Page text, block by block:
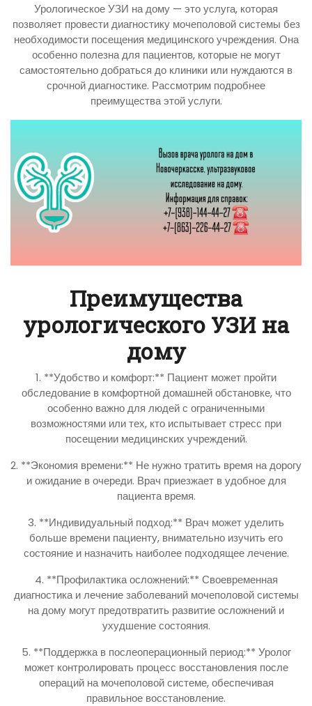
Урологическое УЗИ на дому — это услуга, которая
позволяет провести диагностику мочеполовой системы без
необходимости посещения медицинского учреждения. Она
особенно полезна для пациентов, которые не могут
самостоятельно добраться до клиники или нуждаются в
срочной диагностике. Рассмотрим подробнее
преимущества этой услуги.
Преимущества
урологического УЗИ на
дому
1. **Удобство и комфорт:** Пациент может пройти
обследование в комфортной домашней обстановке, что
особенно важно для людей с ограниченными
возможностями или тех, кто испытывает стресс при
посещении медицинских учреждений.
2. **Экономия времени:** Не нужно тратить время на дорогу
и ожидание в очереди. Врач приезжает в удобное для
пациента время.
3. **Индивидуальный подход:** Врач может уделить
больше времени пациенту, внимательно изучить его
состояние и назначить наиболее подходящее лечение.
4. **Профилактика осложнений:** Своевременная
диагностика и лечение заболеваний мочеполовой системы
на дому могут предотвратить развитие осложнений и
ухудшение состояния.
5. **Поддержка в послеоперационный период:** Уролог
может контролировать процесс восстановления после
операций на мочеполовой системе, обеспечивая
правильное восстановление.